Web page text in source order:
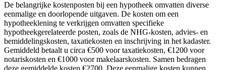
De belangrijke kostenposten bij een hypotheek omvatten diverse
eenmalige en doorlopende uitgaven. De kosten om een
hypotheeklening te verkrijgen omvatten specifieke
hypotheekgerelateerde posten, zoals de NHG-kosten, advies- en
bemiddelingskosten, taxatiekosten en inschrijving in het kadaster.
Gemiddeld betaalt u circa €500 voor taxatiekosten, €1200 voor
notariskosten en €1000 voor makelaarskosten. Samen bedragen